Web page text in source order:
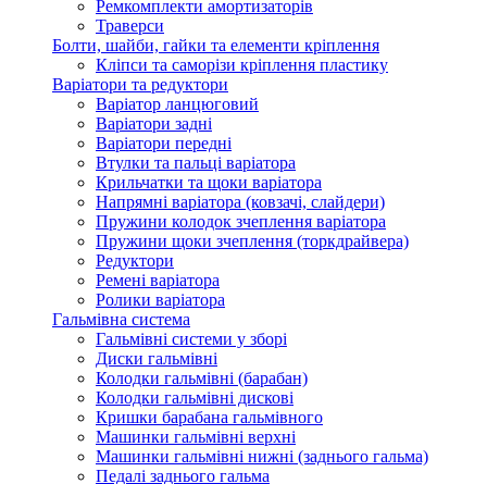
Ремкомплекти амортизаторів
Траверси
Болти, шайби, гайки та елементи кріплення
Кліпси та саморізи кріплення пластику
Варіатори та редуктори
Варіатор ланцюговий
Варіатори задні
Варіатори передні
Втулки та пальці варіатора
Крильчатки та щоки варіатора
Напрямні варіатора (ковзачі, слайдери)
Пружини колодок зчеплення варіатора
Пружини щоки зчеплення (торкдрайвера)
Редуктори
Ремені варіатора
Ролики варіатора
Гальмівна система
Гальмівні системи у зборі
Диски гальмівні
Колодки гальмівні (барабан)
Колодки гальмівні дискові
Кришки барабана гальмівного
Машинки гальмівні верхні
Машинки гальмівні нижні (заднього гальма)
Педалі заднього гальма